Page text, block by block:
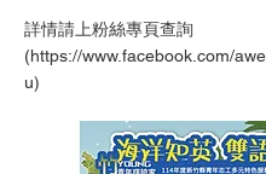
詳情請上粉絲專頁查詢
(https://www.facebook.com/
u)